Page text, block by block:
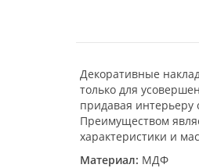
Декоративные
только для
придавая интерьеру
Преимуществом
характеристики и
Материал: МДФ